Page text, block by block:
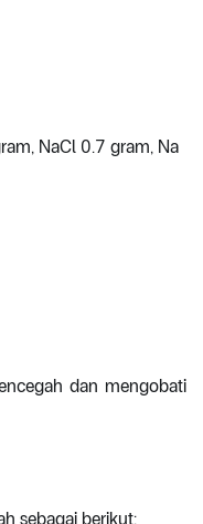
NaCl 0.7 gram, Na
dan mengobati
sebagai berikut: